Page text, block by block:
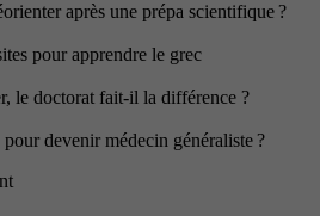
après une prépa scientifique ?
pour apprendre le grec
le doctorat fait-il la différence ?
devenir médecin généraliste ?